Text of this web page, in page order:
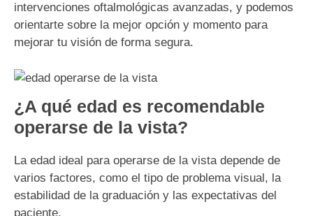
intervenciones oftalmológicas avanzadas, y podemos
orientarte sobre la mejor opción y momento para
mejorar tu visión de forma segura.
¿A qué edad es recomendable
operarse de la vista?
La edad ideal para operarse de la vista depende de
varios factores, como el tipo de problema visual, la
estabilidad de la graduación y las expectativas del
paciente.